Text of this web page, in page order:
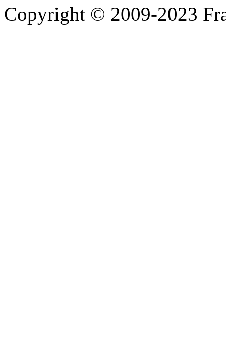
Copyright © 2009-2023